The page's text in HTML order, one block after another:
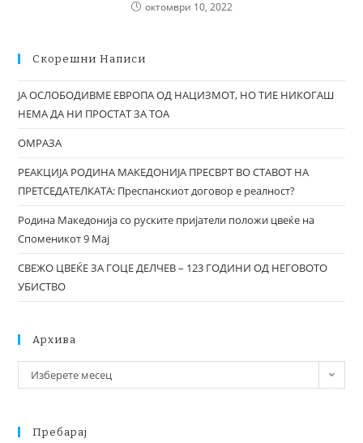
октомври 10, 2022
Скорешни Написи
ЈА ОСЛОБОДИВМЕ ЕВРОПА ОД НАЦИЗМОТ, НО ТИЕ НИКОГАШ
НЕМА ДА НИ ПРОСТАТ ЗА ТОА
ОМРАЗА
РЕАКЦИЈА РОДИНА МАКЕДОНИЈА ПРЕСВРТ ВО СТАВОТ НА
ПРЕТСЕДАТЕЛКАТА: Преспанскиот договор е реалност?
Родина Македонија со руските пријатели положи цвеќе на
Споменикот 9 Мај
СВЕЖО ЦВЕЌЕ ЗА ГОЦЕ ДЕЛЧЕВ – 123 ГОДИНИ ОД НЕГОВОТО
УБИСТВО
Архива
Изберете месец
Пребарај